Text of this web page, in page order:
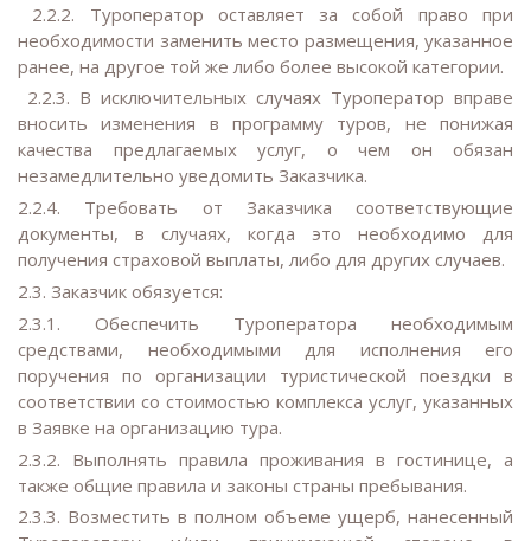
2.2.2. Туроператор оставляет за собой право при
необходимости заменить место размещения, указанное
ранее, на другое той же либо более высокой категории.
2.2.3. В исключительных случаях Туроператор вправе
вносить изменения в программу туров, не понижая
качества предлагаемых услуг, о чем он обязан
незамедлительно уведомить Заказчика.
2.2.4. Требовать от Заказчика соответствующие
документы, в случаях, когда это необходимо для
получения страховой выплаты, либо для других случаев.
2.3. Заказчик обязуется:
2.3.1. Обеспечить Туроператора необходимым
средствами, необходимыми для исполнения его
поручения по организации туристической поездки в
соответствии со стоимостью комплекса услуг, указанных
в Заявке на организацию тура.
2.3.2. Выполнять правила проживания в гостинице, а
также общие правила и законы страны пребывания.
2.3.3. Возместить в полном объеме ущерб, нанесенный